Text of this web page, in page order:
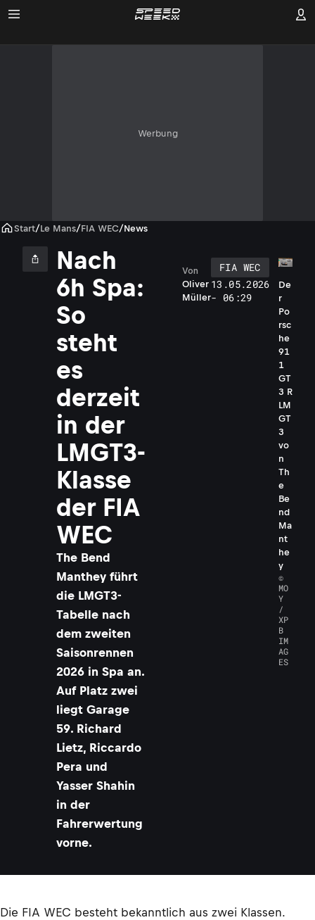
Werbung
Start/Le Mans/FIA WEC/News
Nach
6h Spa:
So
steht
es
derzeit
in der
LMGT3-
Klasse
der FIA
WEC
The Bend
Manthey führt
die LMGT3-
Tabelle nach
dem zweiten
Saisonrennen
2026 in Spa an.
Auf Platz zwei
liegt Garage
59. Richard
Lietz, Riccardo
Pera und
Yasser Shahin
in der
Fahrerwertung
vorne.
Oliver
Müller
Von
FIA WEC
13.05.2026
- 06:29
De
r
Po
rsc
he
91
1
GT
3 R
LM
GT
3
vo
n
Th
e
Be
nd
Ma
nt
he
y
©
MO
Y
/
XP
B
IM
AG
ES
Die FIA WEC besteht bekanntlich aus zwei Klassen.